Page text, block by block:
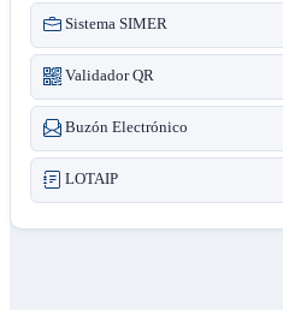
Sistema SIMER
Validador QR
Buzón Electrónico
LOTAIP